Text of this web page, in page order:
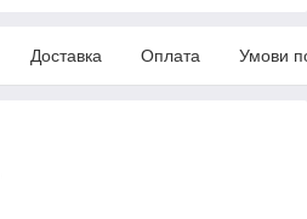
Доставка Оплата Умови